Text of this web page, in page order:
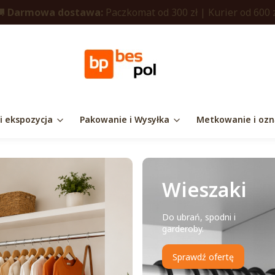
Darmowa dostawa: Paczkomat od 300 zł | Kurier od 600
ekspozycja Pakowanie i Wysyłka Metkowanie i
Wieszaki
Do ubrań, spodni i
garderoby.
Sprawdź ofertę